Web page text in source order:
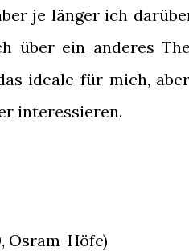
je länger ich
über ein anderes
ideale für mich,
interessieren.
Osram-Höfe)